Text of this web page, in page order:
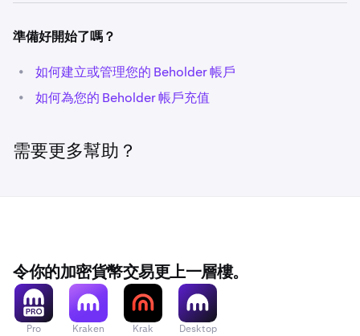
•
所有密鑰都安全地嵌入應用程式中，確保只有您擁有存
取權限。
您的 Beholder Global Wallet 專屬於您，並可在更廣泛
的去中心化生態系統中自由使用。
立即建立錢包並開始使用，無需 Kraken 帳戶。
請注意：Beholder 不適用於加拿大、澳洲和英國的居民。
準備好開始了嗎？
• 如何建立或管理您的 Beholder 帳戶
• 如何為您的 Beholder 帳戶充值
需要更多幫助？
令你的加密貨幣交易更上一層樓。
Pro Kraken Krak Desktop